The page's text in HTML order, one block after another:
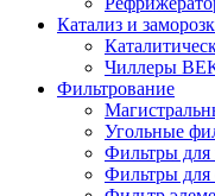
Катализ и
Чиллеры
Фильтрование
Угольные
Фильтры для
Фильтры для